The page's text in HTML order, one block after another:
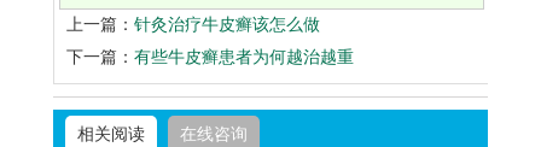
上一篇： 针灸治疗牛皮癣该怎么做
下一篇： 有些牛皮癣患者为何越治越重
相关阅读 在线咨询